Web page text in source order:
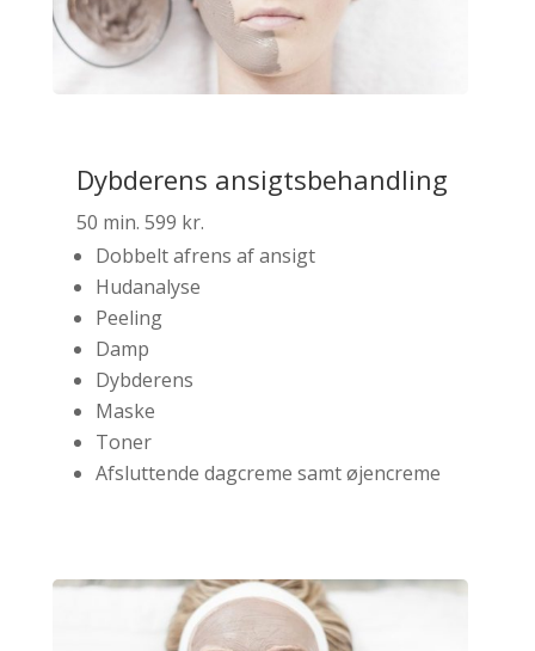
Dybderens ansigtsbehandling
50 min. 599 kr.
Dobbelt afrens af ansigt
Hudanalyse
Peeling
Damp
Dybderens
Maske
Toner
Afsluttende dagcreme samt øjencreme